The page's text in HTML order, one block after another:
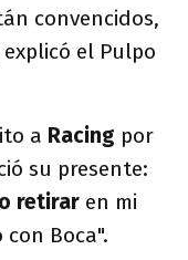
convencidos,
el Pulpo
a Racing por
su presente:
retirar en mi
Boca".